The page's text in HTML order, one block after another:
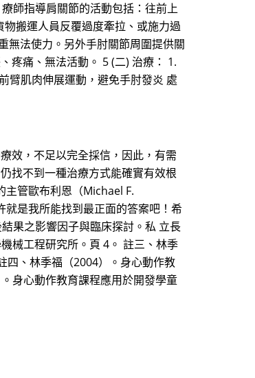
師指導肩關節的活動包括：往前上
搬運人員反覆過度牽拉、或施力過
無法使力。另外手肘關節周圍提供關
疼痛、無法活動。 5 (二) 治療： 1.
臂肌肉伸展運動，避免手肘發炎 處
效，不足以完全採信，因此，有需
找不到一種治療方式能確實有效根
管歐布利恩（Michael F.
是我所能找到最正面的答案吧！希
果之影響因子與臨床探討。私 立長
械工程研究所。頁 4。 註三、林季
四、林季福（2004）。身心動作教
身心動作教育課程應用於開發學童